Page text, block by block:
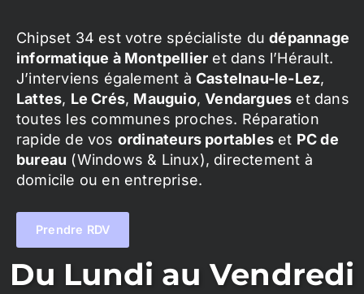
Chipset 34 est votre spécialiste dudépannage
informatique à Montpellier et dans l’Hérault.
J’interviens également à Castelnau-le-Lez,
Lattes, Le Crés, Mauguio,Vendargues et dans
toutes les communes proches. Réparation
rapide de vos ordinateurs portables et PC de
bureau (Windows & Linux), directement à
domicile ou en entreprise.
Prendre RDV
Du Lundi au Vendredi